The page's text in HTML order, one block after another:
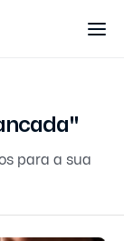
para a sua